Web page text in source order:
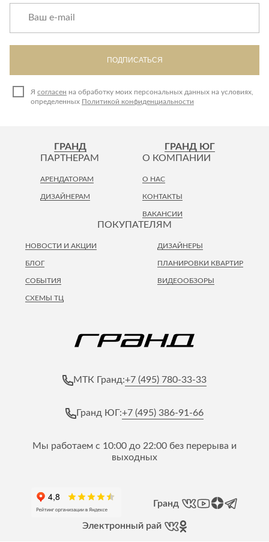
ПОДПИСАТЬСЯ
Я согласен на обработку моих персональных данных на условиях,
определенных Политикой конфиденциальности
ГРАНД ГРАНД ЮГ
ПОКУПАТЕЛЯМ
НОВОСТИ И АКЦИИ
ПЛАНИРОВКИ КВАРТИР
ВИДЕООБЗОРЫ
БЛОГ
СОБЫТИЯ
СХЕМЫ ТЦ
ДИЗАЙНЕРЫ
ПАРТНЕРАМ
АРЕНДАТОРАМ
ДИЗАЙНЕРАМ
О КОМПАНИИ
О НАС
КОНТАКТЫ
ВАКАНСИИ
МТК Гранд:+7 (495) 780-33-33
Гранд ЮГ:+7 (495) 386-91-66
Мы работаем с 10:00 до 22:00 без перерыва и
выходных
Гранд
Электронный рай